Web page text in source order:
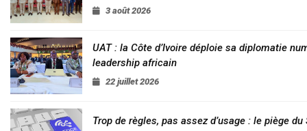
3 août 2026
UAT : la Côte d’Ivoire déploie sa diplomatie
leadership africain
22 juillet 2026
Trop de règles, pas assez d’usage : le piège du